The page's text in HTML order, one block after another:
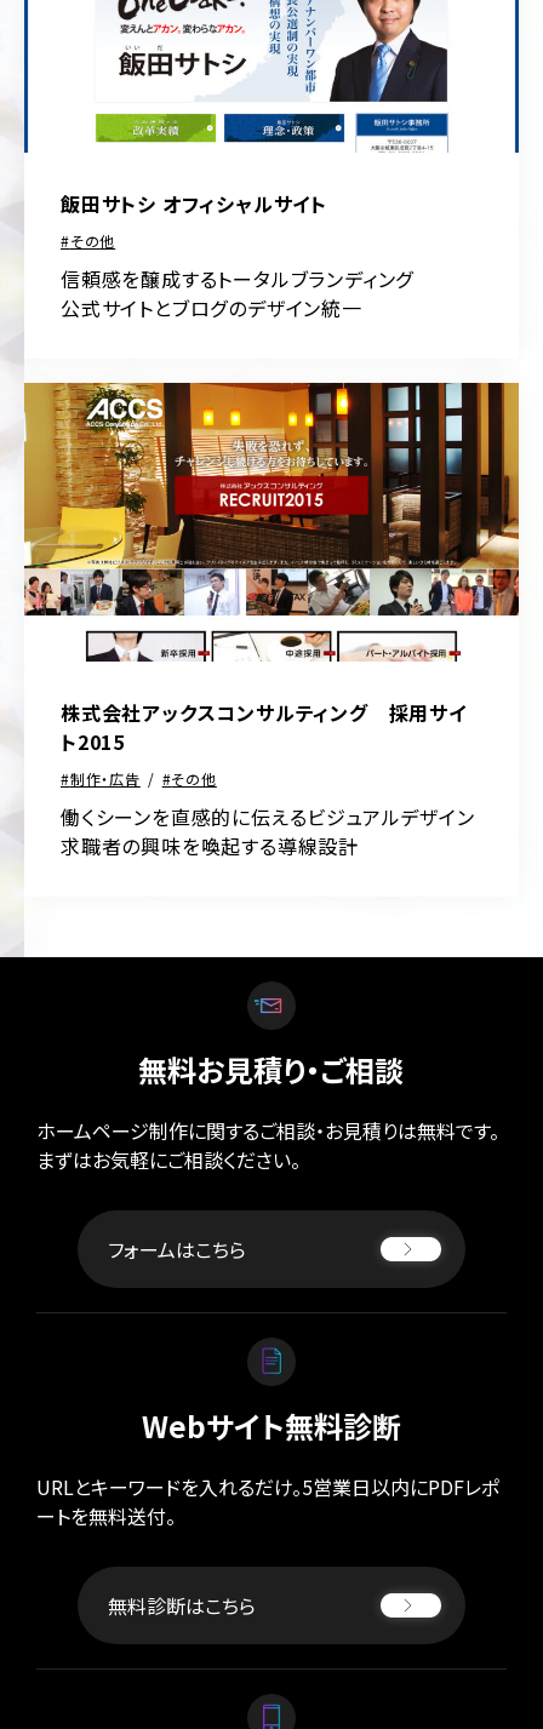
飯田サトシ オフィシャルサイト
その他
信頼感を醸成するトータルブランディング
公式サイトとブログのデザイン統一
株式会社アックスコンサルティング 採用サイ
ト2015
制作・広告 その他
働くシーンを直感的に伝えるビジュアルデザイン
求職者の興味を喚起する導線設計
無料お見積り・ご相談
ホームページ制作に関するご相談・お見積りは無料です。
まずはお気軽にご相談ください。
フォームはこちら
Webサイト無料診断
URLとキーワードを入れるだけ。5営業日以内にPDFレポ
ートを無料送付。
無料診断はこちら